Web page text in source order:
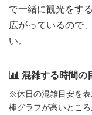
で一緒に観光をす
広がっているので
い。
混雑する時間の
※休日の混雑目安を表
棒グラフが高いとこ